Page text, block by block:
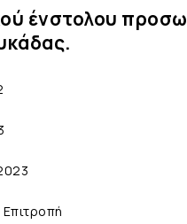
ένστολου
Επιτροπή